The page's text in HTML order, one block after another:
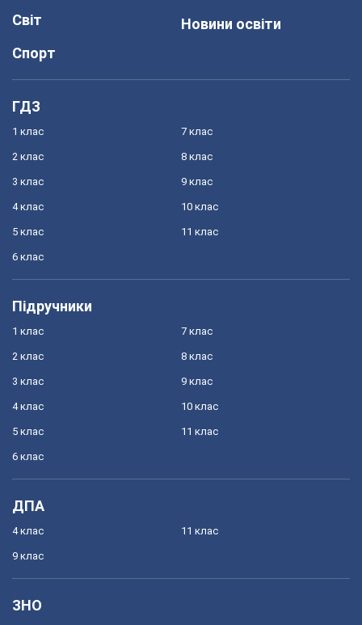
Світ
Спорт
Новини освіти
ГДЗ
1 клас
2 клас
3 клас
4 клас
5 клас
6 клас
7 клас
8 клас
9 клас
10 клас
11 клас
Підручники
1 клас
2 клас
3 клас
4 клас
5 клас
6 клас
7 клас
8 клас
9 клас
10 клас
11 клас
ДПА
4 клас
9 клас
11 клас
ЗНО